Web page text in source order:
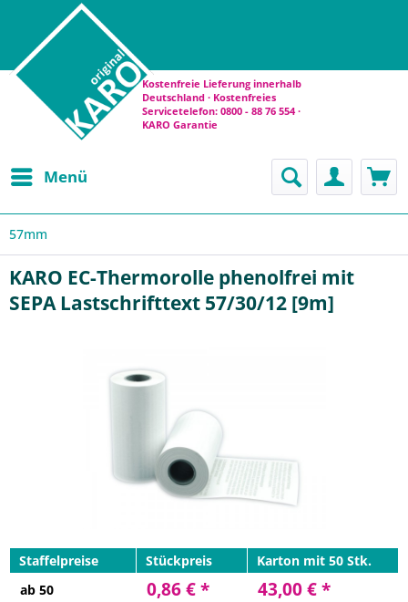
Kostenfreie Lieferung innerhalb
Deutschland · Kostenfreies
Servicetelefon: 0800 - 88 76 554 ·
KARO Garantie
Menü
57mm
KARO EC-Thermorolle phenolfrei mit
SEPA Lastschrifttext 57/30/12 [9m]
Staffelpreise Stückpreis
Karton mit 50 Stk.
ab 50
0,86 € * 43,00 € *